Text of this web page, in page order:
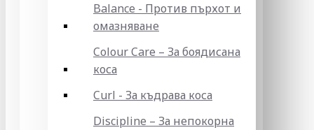
Balance - Против пърхот и
омазняване
Colour Care – За боядисана
коса
Curl - За къдрава коса
Discipline – За непокорна